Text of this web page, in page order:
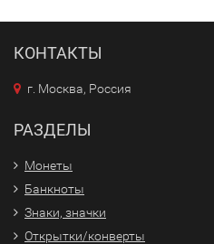
КОНТАКТЫ
г. Москва, Россия
РАЗДЕЛЫ
Монеты
Банкноты
Знаки, значки
Открытки/конверты